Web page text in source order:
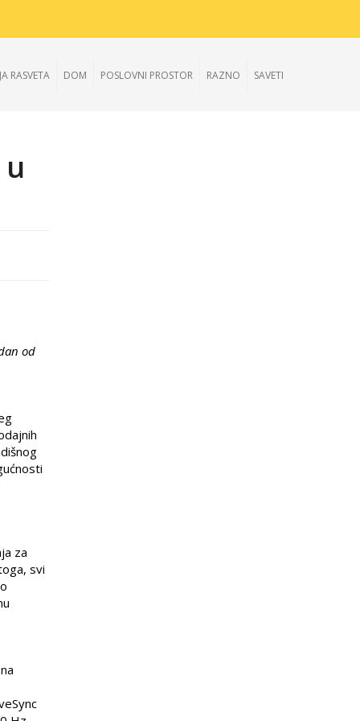
RASVETA DOM POSLOVNI PROSTOR RAZNO SAVETI
od
za
svi